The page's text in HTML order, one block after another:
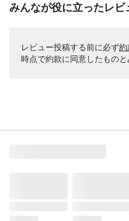
みんなが役に立ったレビ
レビュー投稿する前に必ず約
時点で約款に同意したものと